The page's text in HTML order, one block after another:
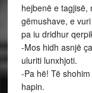
hejbenë e tagjisë,
gëmushave, e
pa iu dridhur
-Mos hidh asnjë
uluriti lunxhjoti.
-Pa hë! Të
hapin.